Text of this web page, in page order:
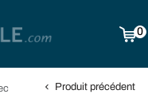
0
Produit précédent